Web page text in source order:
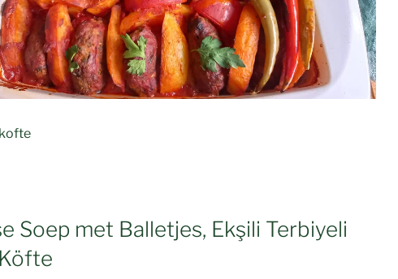
kofte
Soep met Balletjes, Ekşili Terbiyeli